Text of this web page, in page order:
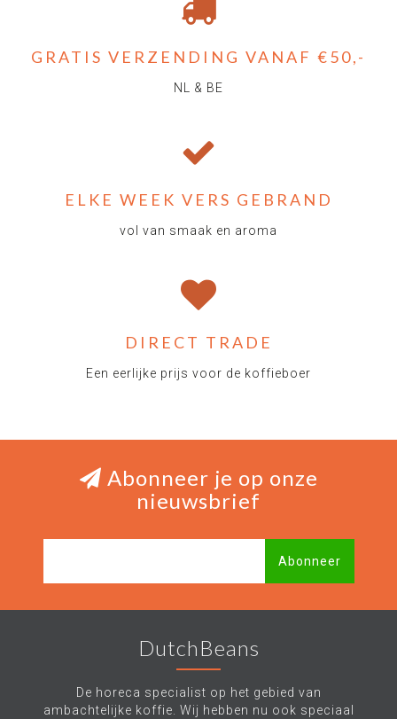
GRATIS VERZENDING VANAF €50,-
NL & BE
ELKE WEEK VERS GEBRAND
vol van smaak en aroma
DIRECT TRADE
Een eerlijke prijs voor de koffieboer
Abonneer je op onze
nieuwsbrief
Abonneer
DutchBeans
De horeca specialist op het gebied van
ambachtelijke koffie. Wij hebben nu ook speciaal